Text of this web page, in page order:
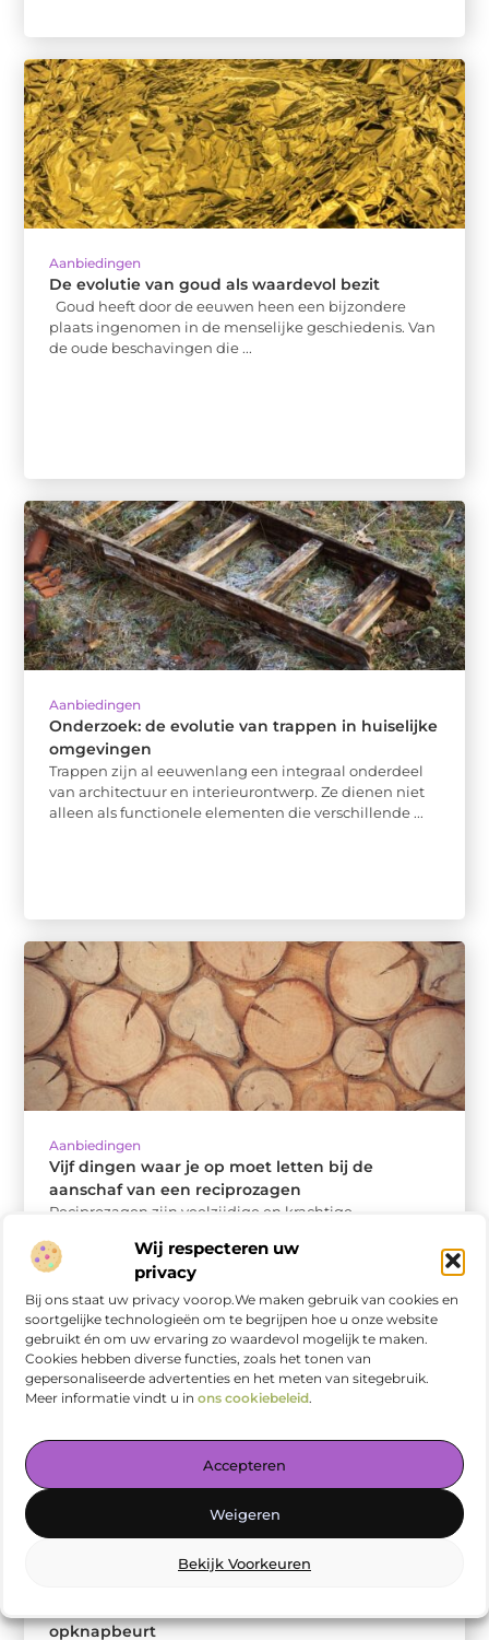
Wij respecteren uw
privacy
Bij ons staat uw privacy voorop.We maken gebruik van cookies en
soortgelijke technologieën om te begrijpen hoe u onze website
gebruikt én om uw ervaring zo waardevol mogelijk te maken.
Cookies hebben diverse functies, zoals het tonen van
gepersonaliseerde advertenties en het meten van sitegebruik.
Meer informatie vindt u in ons cookiebeleid.
Accepteren
Weigeren
Bekijk Voorkeuren
Aanbiedingen
De evolutie van goud als waardevol bezit
Goud heeft door de eeuwen heen een bijzondere
plaats ingenomen in de menselijke geschiedenis. Van
de oude beschavingen die ...
Aanbiedingen
Onderzoek: de evolutie van trappen in huiselijke
omgevingen
Trappen zijn al eeuwenlang een integraal onderdeel
van architectuur en interieurontwerp. Ze dienen niet
alleen als functionele elementen die verschillende ...
Aanbiedingen
Vijf dingen waar je op moet letten bij de
aanschaf van een reciprozagen
Reciprozagen zijn veelzijdige en krachtige
vakmensen als serieuze doe-het-zelvers. Of je nu
bezig bent ...
opknapbeurt